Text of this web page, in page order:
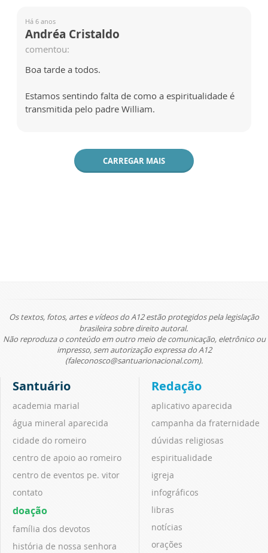
Há 6 anos
Andréa Cristaldo
comentou:
Boa tarde a todos.
Estamos sentindo falta de como a espiritualidade é
transmitida pelo padre William.
CARREGAR MAIS
Os textos, fotos, artes e vídeos do A12 estão protegidos pela legislação
brasileira sobre direito autoral.
Não reproduza o conteúdo em outro meio de comunicação, eletrônico ou
impresso, sem autorização expressa do A12
(faleconosco@santuarionacional.com).
Santuário
academia marial
água mineral aparecida
cidade do romeiro
centro de apoio ao romeiro
centro de eventos pe. vitor
contato
doação
família dos devotos
história de nossa senhora
Redação
aplicativo aparecida
campanha da fraternidade
dúvidas religiosas
espiritualidade
igreja
infográficos
libras
notícias
orações